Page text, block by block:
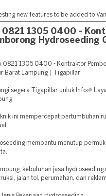
new features to be added to
0821 1305 0400 -
Hydroseeding
0821 1305 0400 - Kontraktor
Barat Lampung | Tigapillar
segera Tigapillar untuk Info🌱
ini mempercepat pertumbuhan
membantu menutup
kebutuhan jasa
jalan tol, perumahan, dan